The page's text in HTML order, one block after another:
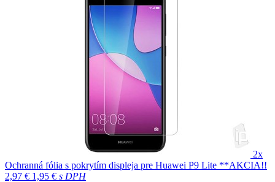
2x
Ochranná fólia s pokrytím displeja pre Huawei P9 Lite **AKCIA!!
2,97 € 1,95 € s DPH